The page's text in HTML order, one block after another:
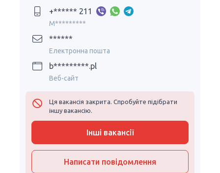
+****** 211
M*********
******
Електронна пошта
b*********.pl
Веб-сайт
Ця вакансія закрита. Спробуйте підібрати
іншу вакансію.
Інші вакансії
Написати повідомлення